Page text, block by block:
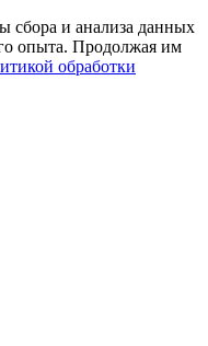
сбора и анализа данных
опыта. Продолжая им
обработки